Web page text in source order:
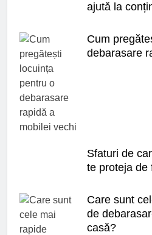
ajută la
Cum
debarasare
Sfaturi de
te proteja de
Care sunt
de
casă?